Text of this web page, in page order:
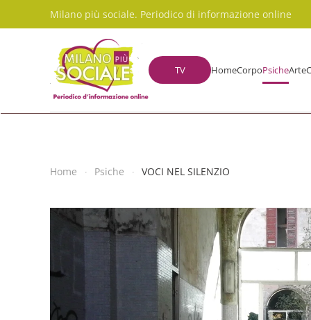
Skip to main content
Milano più sociale. Periodico di informazione online
TV HomeCorpoPsicheArte
Home Psiche VOCI NEL SILENZIO